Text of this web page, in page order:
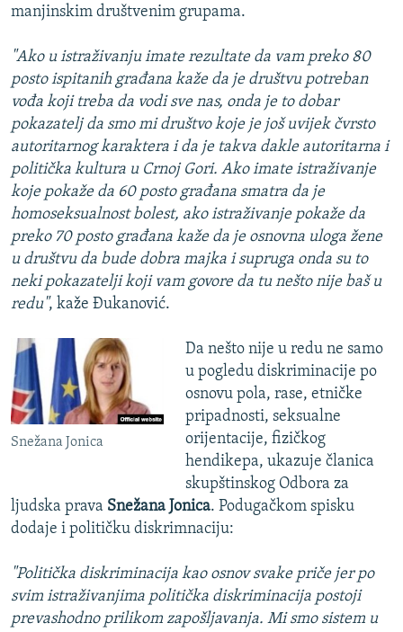
manjinskim društvenim grupama.
"Ako u istraživanju imate rezultate da vam preko 80
posto ispitanih građana kaže da je društvu potreban
vođa koji treba da vodi sve nas, onda je to dobar
pokazatelj da smo mi društvo koje je još uvijek čvrsto
autoritarnog karaktera i da je takva dakle autoritarna i
politička kultura u Crnoj Gori. Ako imate istraživanje
koje pokaže da 60 posto građana smatra da je
homoseksualnost bolest, ako istraživanje pokaže da
preko 70 posto građana kaže da je osnovna uloga žene
u društvu da bude dobra majka i supruga onda su to
neki pokazatelji koji vam govore da tu nešto nije baš u
redu", kaže Đukanović.
Snežana Jonica
Da nešto nije u redu ne samo
u pogledu diskriminacije po
osnovu pola, rase, etničke
pripadnosti, seksualne
orijentacije, fizičkog
hendikepa, ukazuje članica
skupštinskog Odbora za
ljudska prava Snežana Jonica. Podugačkom spisku
dodaje i političku diskrimnaciju:
"Politička diskriminacija kao osnov svake priče jer po
svim istraživanjima politička diskriminacija postoji
prevashodno prilikom zapošljavanja. Mi smo sistem u